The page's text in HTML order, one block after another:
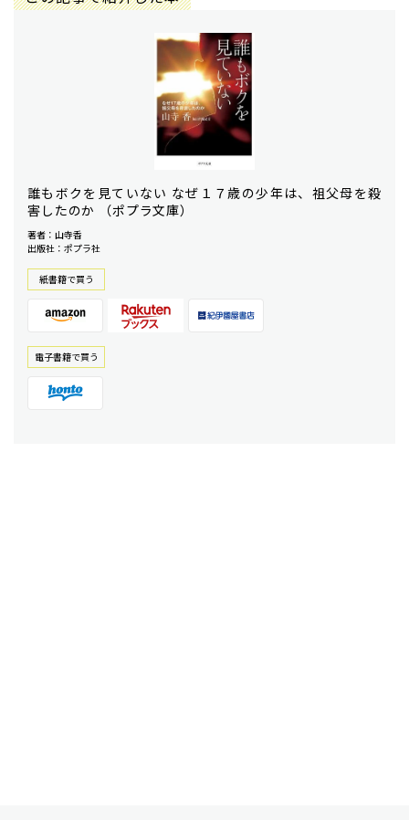
誰もボクを見ていない なぜ１７歳の少年は、祖父母を殺
害したのか （ポプラ文庫）
著者：山寺香
出版社：ポプラ社
紙書籍で買う
電⼦書籍で買う